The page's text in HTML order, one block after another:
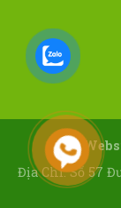
Địa Chỉ: Số 57